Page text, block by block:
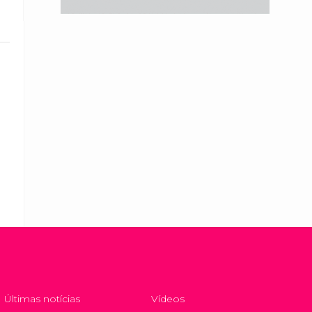
Últimas notícias Vídeos